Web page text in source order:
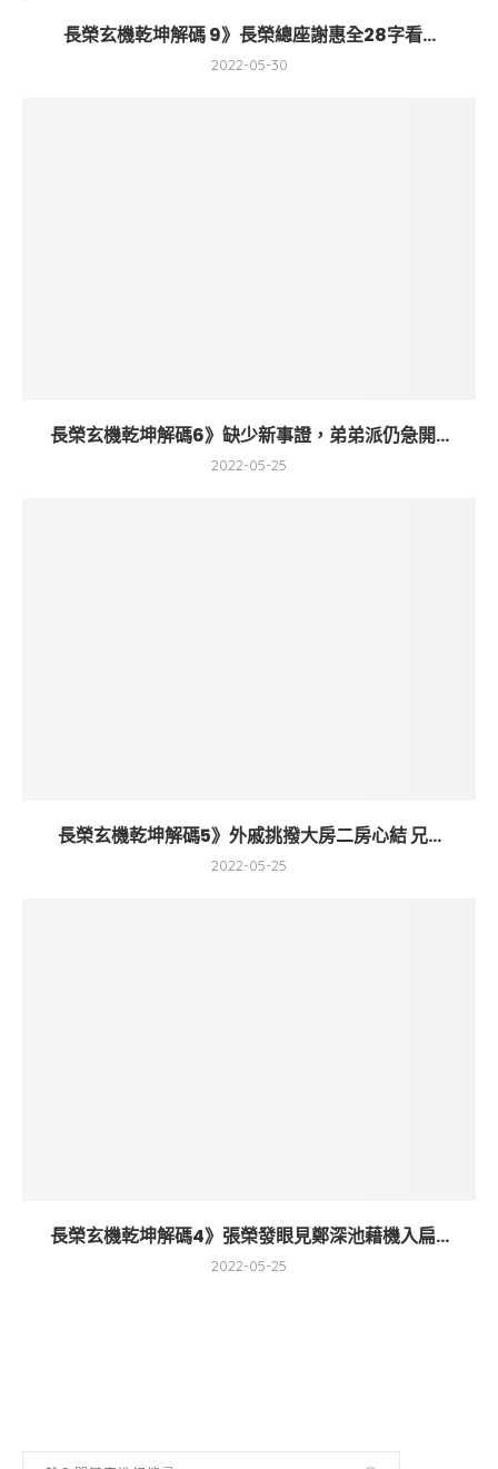
長榮玄機乾坤解碼 9》長榮總座謝惠全28字看...
2022-05-30
長榮玄機乾坤解碼6》缺少新事證，弟弟派仍急開...
2022-05-25
長榮玄機乾坤解碼5》外戚挑撥大房二房心結 兄...
2022-05-25
長榮玄機乾坤解碼4》張榮發眼見鄭深池藉機入扁...
2022-05-25